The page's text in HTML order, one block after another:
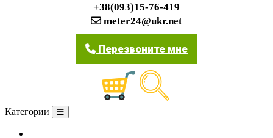
+38(093)15-76-419
meter24@ukr.net
Перезвоните мне
Категории